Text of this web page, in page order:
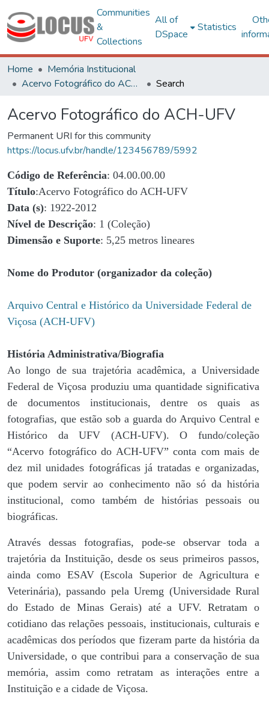
Communities
&
Collections
All of
DSpace
Statistics
Home
Memória Institucional
Acervo Fotográfico do ACH-UFV
Search
Acervo Fotográfico do ACH-UFV
Permanent URI for this community
https://locus.ufv.br/handle/123456789/5992
Código de Referência: 04.00.00.00
Título:Acervo Fotográfico do ACH-UFV
Data (s): 1922-2012
Nível de Descrição: 1 (Coleção)
Dimensão e Suporte: 5,25 metros lineares
Nome do Produtor (organizador da coleção)
Arquivo Central e Histórico da Universidade Federal de
Viçosa (ACH-UFV)
História Administrativa/Biografia
Ao longo de sua trajetória acadêmica, a Universidade
Federal de Viçosa produziu uma quantidade significativa
de documentos institucionais, dentre os quais as
fotografias, que estão sob a guarda do Arquivo Central e
Histórico da UFV (ACH-UFV). O fundo/coleção
“Acervo fotográfico do ACH-UFV” conta com mais de
dez mil unidades fotográficas já tratadas e organizadas,
que podem servir ao conhecimento não só da história
institucional, como também de histórias pessoais ou
biográficas.
Através dessas fotografias, pode-se observar toda a
trajetória da Instituição, desde os seus primeiros passos,
ainda como ESAV (Escola Superior de Agricultura e
Veterinária), passando pela Uremg (Universidade Rural
do Estado de Minas Gerais) até a UFV. Retratam o
cotidiano das relações pessoais, institucionais, culturais e
acadêmicas dos períodos que fizeram parte da história da
Universidade, o que contribui para a conservação de sua
memória, assim como retratam as interações entre a
Instituição e a cidade de Viçosa.